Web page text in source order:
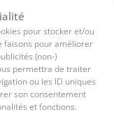
pour stocker et/ou
faisons pour améliorer
(non-)
permettra de traiter
ou les ID uniques
son consentement
et fonctions.
pas
une
un
proposer